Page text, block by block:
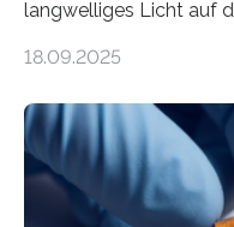
langwelliges Licht auf
optoelektronischen
Forschung, die
langwelliges Licht auf
könnte Fortschritte in
optoelektronischen
18.09.2025